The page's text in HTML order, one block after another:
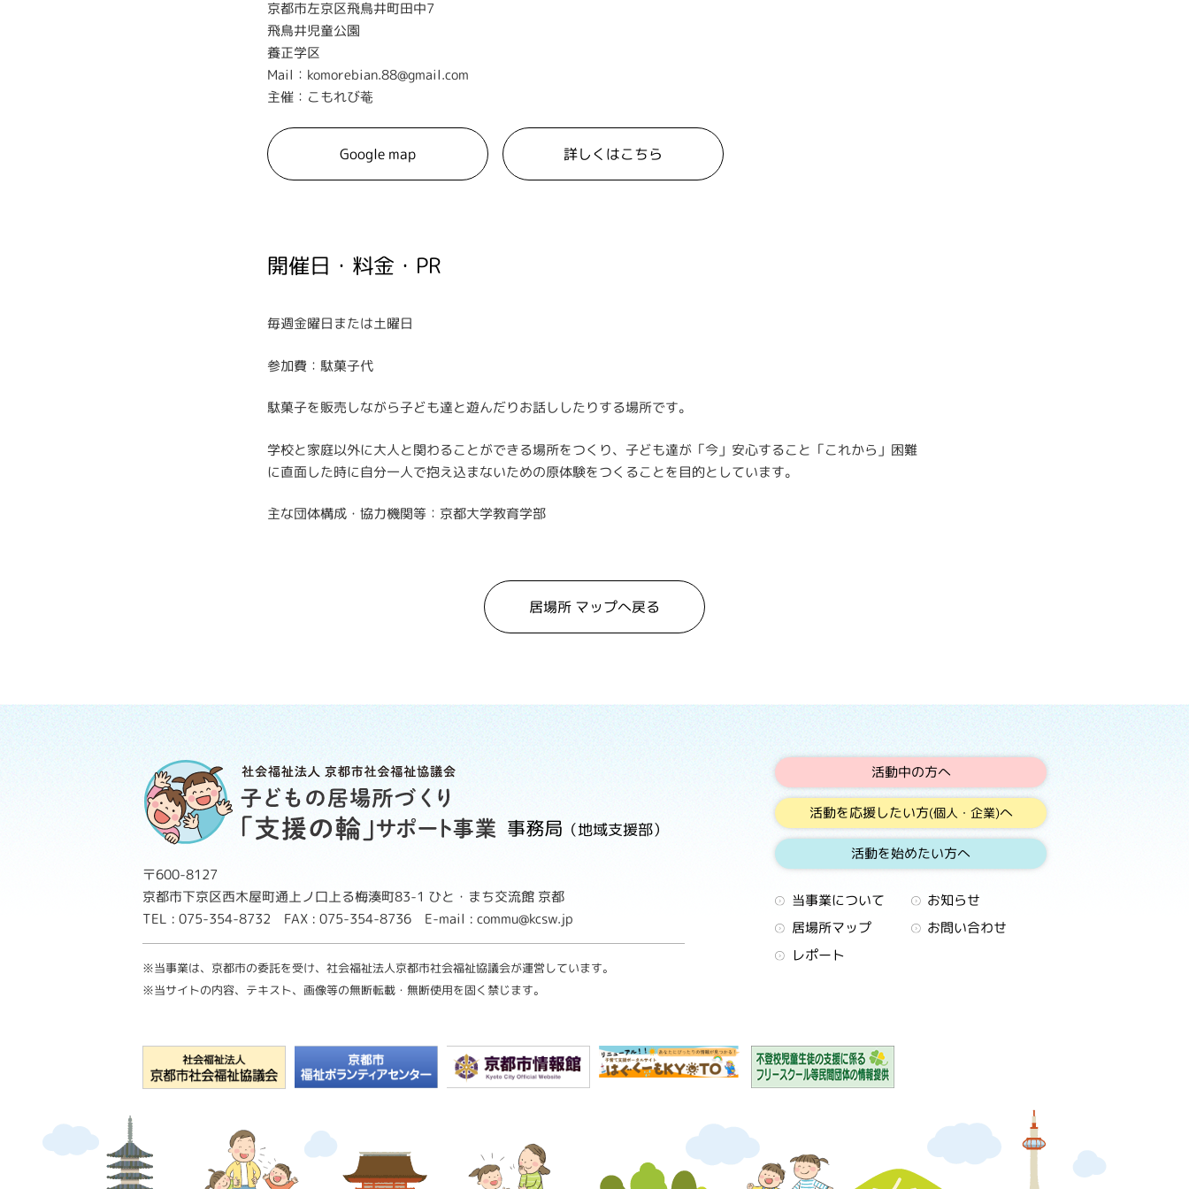
京都市左京区飛鳥井町田中7
飛鳥井児童公園
養正学区
Mail：komorebian.88@gmail.com
主催：こもれび菴
Google map 詳しくはこちら
開催日・料金・PR
毎週金曜日または土曜日
参加費：駄菓子代
駄菓子を販売しながら子ども達と遊んだりお話ししたりする場所です。
学校と家庭以外に大人と関わることができる場所をつくり、子ども達が「今」安心すること「これから」困難
に直面した時に自分一人で抱え込まないための原体験をつくることを目的としています。
主な団体構成・協力機関等： 京都大学教育学部
居場所 マップへ戻る
事務局 （地域支援部）
〒600-8127
京都市下京区西木屋町通上ノ口上る梅湊町83-1 ひと・まち交流館 京都
TEL : 075-354-8732 FAX : 075-354-8736 E-mail : commu@kcsw.jp
※当事業は、京都市の委託を受け、社会福祉法人京都市社会福祉協議会が運営しています。
※当サイトの内容、テキスト、画像等の無断転載・無断使用を固く禁じます。
活動中の方へ
活動を応援したい方(個人・企業)へ
活動を始めたい方へ
当事業について
お知らせ
居場所マップ
お問い合わせ
レポート